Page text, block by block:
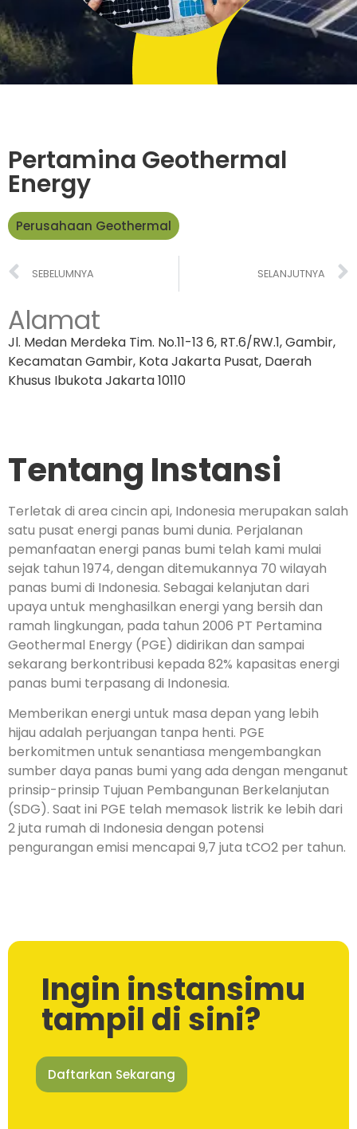
Pertamina Geothermal
Energy
Perusahaan Geothermal
SEBELUMNYA SELANJUTNYA
Alamat
Jl. Medan Merdeka Tim. No.11-13 6, RT.6/RW.1, Gambir,
Kecamatan Gambir, Kota Jakarta Pusat, Daerah
Khusus Ibukota Jakarta 10110
Tentang Instansi
Terletak di area cincin api, Indonesia merupakan salah
satu pusat energi panas bumi dunia. Perjalanan
pemanfaatan energi panas bumi telah kami mulai
sejak tahun 1974, dengan ditemukannya 70 wilayah
panas bumi di Indonesia. Sebagai kelanjutan dari
upaya untuk menghasilkan energi yang bersih dan
ramah lingkungan, pada tahun 2006 PT Pertamina
Geothermal Energy (PGE) didirikan dan sampai
sekarang berkontribusi kepada 82% kapasitas energi
panas bumi terpasang di Indonesia.
Memberikan energi untuk masa depan yang lebih
hijau adalah perjuangan tanpa henti. PGE
berkomitmen untuk senantiasa mengembangkan
sumber daya panas bumi yang ada dengan menganut
prinsip-prinsip Tujuan Pembangunan Berkelanjutan
(SDG). Saat ini PGE telah memasok listrik ke lebih dari
2 juta rumah di Indonesia dengan potensi
pengurangan emisi mencapai 9,7 juta tCO2 per tahun.
Ingin instansimu
tampil di sini?
Daftarkan Sekarang